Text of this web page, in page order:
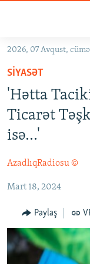
Əsas
qayıt
Əsas
naviqasiyaya
qayıt
Axtarışa
GÜNDƏM
KORRUPSIOMETR
#ƏSLINDƏ
QANUNI DOĞRU
ARAŞDIRMA
MULTIMEDIA
VIDEO
FOTOQALEREYA
RADIO ARXIV
OXU ZALI
HAQQIMIZDA
2026, 07 Avqust,
SIYASƏT
'Hətta
Ticarət
isə...'
AzadlıqRadiosu ©
Mart 18, 2024
Paylaş